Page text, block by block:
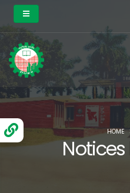
Notices
HOME